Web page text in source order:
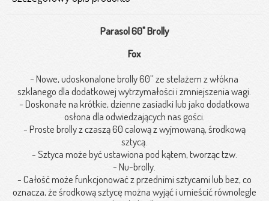
Parasol 60" Brolly
Fox
- Nowe, udoskonalone brolly 60’’ ze stelażem z włókna
szklanego dla dodatkowej wytrzymałości i zmniejszenia wagi.
- Doskonałe na krótkie, dzienne zasiadki lub jako dodatkowa
osłona dla odwiedzających nas gości.
- Proste brolly z czaszą 60 calową z wyjmowaną, środkową
sztycą.
- Sztyca może być ustawiona pod kątem, tworząc tzw.
- Nu-brolly.
- Całość może funkcjonować z przednimi sztycami lub bez, co
oznacza, że środkową sztycę można wyjąć i umieścić równolegle